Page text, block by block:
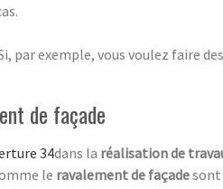
par exemple, vous voulez faire des
de façade
34dans la réalisation de
le ravalement de façadesont